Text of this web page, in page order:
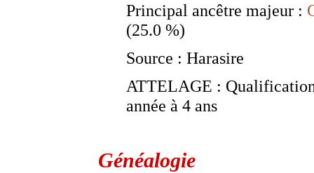
Principal ancêtre majeur :
(25.0 %)
Source : Harasire
ATTELAGE : Qualification
année à 4 ans
Généalogie